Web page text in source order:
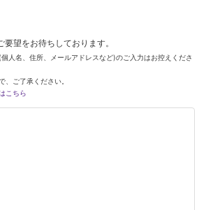
望をお待ちしております。
人名、住所、メールアドレスなど)のご入力はお控えくださ
、ご了承ください。
こちら